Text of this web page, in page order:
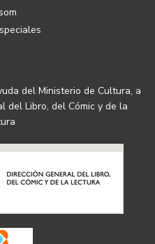
del Ministerio de Cultura, a
del Libro, del Cómic y de la